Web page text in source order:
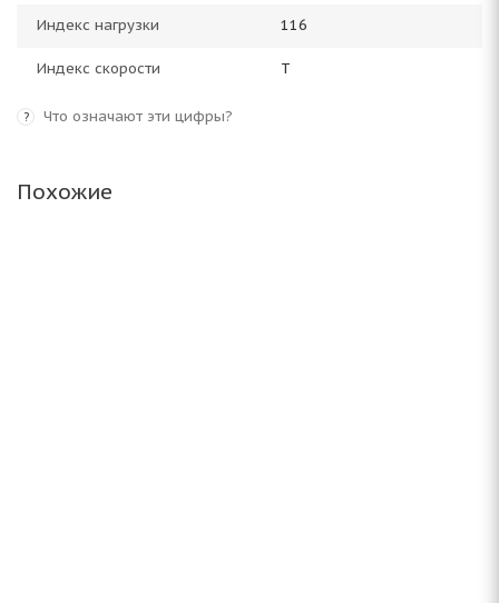
Индекс нагрузки 116
Индекс скорости T
? Что означают эти цифры?
Похожие